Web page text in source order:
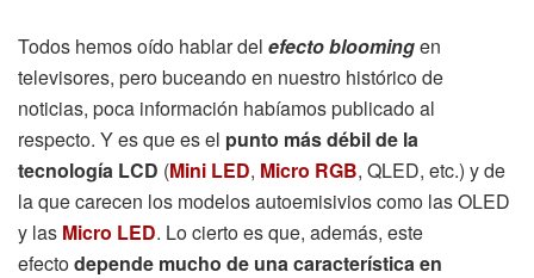
Todos hemos oído hablar del efecto bloomingen
televisores, pero buceando en nuestro histórico de
noticias, poca información habíamos publicado al
respecto. Y es que es el punto más débil de la
tecnología LCD (Mini LED, Micro RGB, QLED, etc.) y de
la que carecen los modelos autoemisivios como las OLED
y las Micro LED. Lo cierto es que, además, este
efectodepende mucho de una característica en